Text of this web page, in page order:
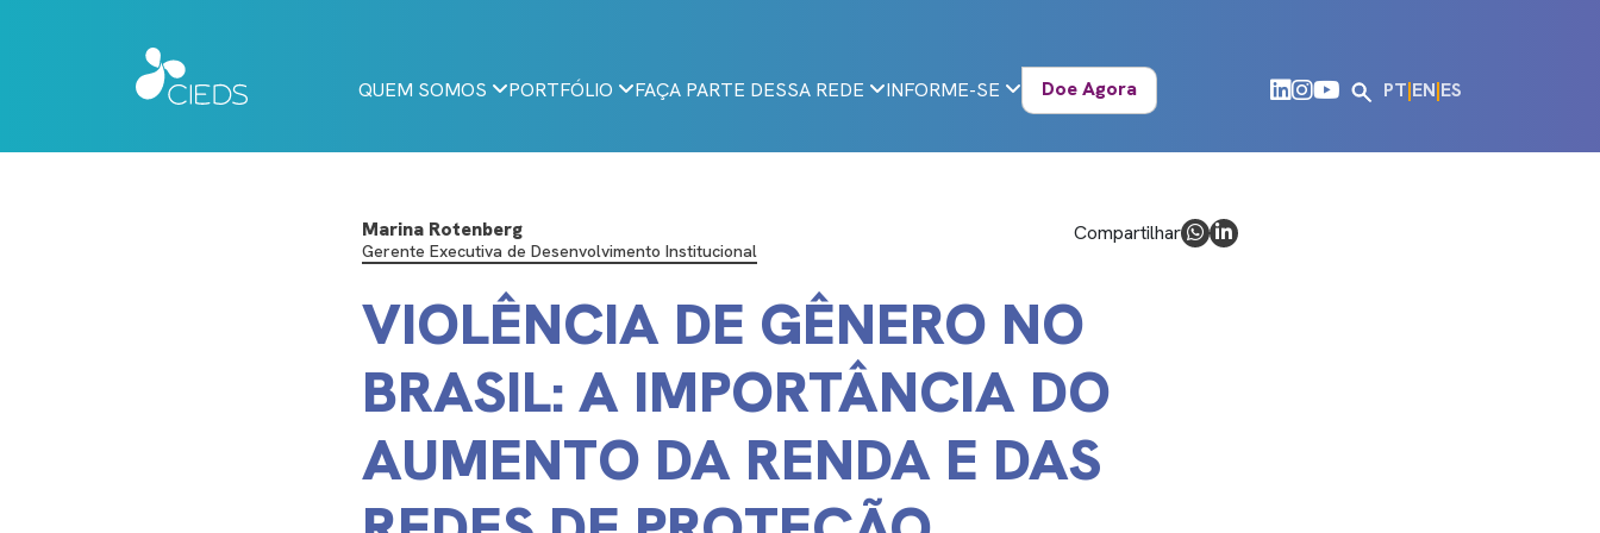
QUEM SOMOS PORTFÓLIO FAÇA PARTE DESSA REDE INFORME-SE Doe Agora PT|EN|ES
Marina Rotenberg
Gerente Executiva de Desenvolvimento Institucional
Compartilhar
VIOLÊNCIA DE GÊNERO NO
BRASIL: A IMPORTÂNCIA DO
AUMENTO DA RENDA E DAS